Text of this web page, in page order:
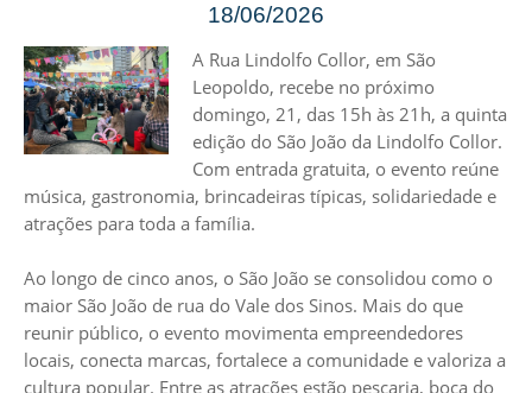
18/06/2026
A Rua Lindolfo Collor, em São
Leopoldo, recebe no próximo
domingo, 21, das 15h às 21h, a quinta
edição do São João da Lindolfo Collor.
Com entrada gratuita, o evento reúne
música, gastronomia, brincadeiras típicas, solidariedade e
atrações para toda a família.
Ao longo de cinco anos, o São João se consolidou como o
maior São João de rua do Vale dos Sinos. Mais do que
reunir público, o evento movimenta empreendedores
locais, conecta marcas, fortalece a comunidade e valoriza a
cultura popular. Entre as atrações estão pescaria, boca do